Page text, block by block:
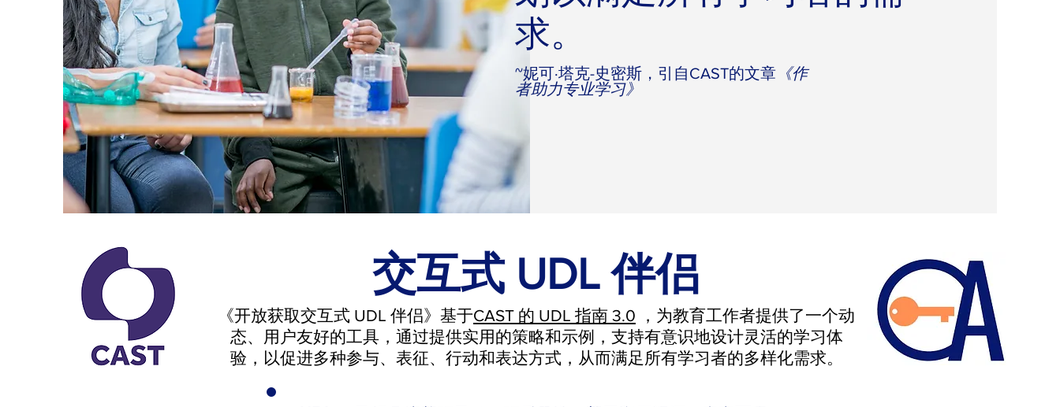
求。
~妮可·塔克-史密斯，引自CAST的文章 《作
者助力专业学习》
交互式 UDL 伴侣
《开放获取交互式 UDL 伴侣》基于CAST 的 UDL 指南 3.0 ，为教育工作者提供了一个动
态、用户友好的工具，通过提供实用的策略和示例，支持有意识地设计灵活的学习体
验，以促进多种参与、表征、行动和表达方式，从而满足所有学习者的多样化需求。